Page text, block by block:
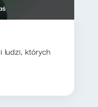
ludzi, których